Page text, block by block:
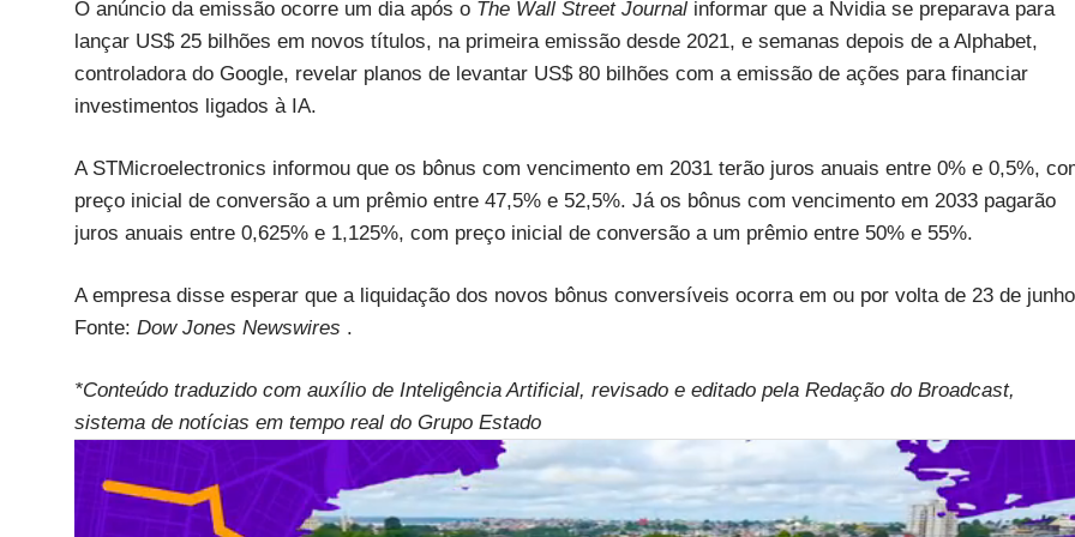
O anúncio da emissão ocorre um dia após o The Wall Street Journal informar que a Nvidia se preparava para
lançar US$ 25 bilhões em novos títulos, na primeira emissão desde 2021, e semanas depois de a Alphabet,
controladora do Google, revelar planos de levantar US$ 80 bilhões com a emissão de ações para financiar
investimentos ligados à IA.
A STMicroelectronics informou que os bônus com vencimento em 2031 terão juros anuais entre 0% e 0,5%,
preço inicial de conversão a um prêmio entre 47,5% e 52,5%. Já os bônus com vencimento em 2033 pagarão
juros anuais entre 0,625% e 1,125%, com preço inicial de conversão a um prêmio entre 50% e 55%.
A empresa disse esperar que a liquidação dos novos bônus conversíveis ocorra em ou por volta de 23 de
Fonte: Dow Jones Newswires .
*Conteúdo traduzido com auxílio de Inteligência Artificial, revisado e editado pela Redação do Broadcast,
sistema de notícias em tempo real do Grupo Estado